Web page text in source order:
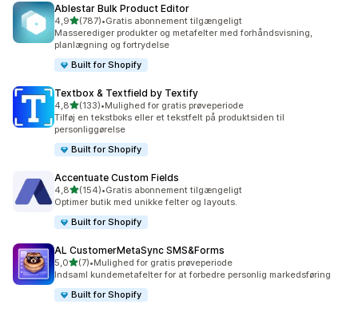
Ablestar Bulk Product Editor
4,9ud af 5 stjerner
(787)
787 anmeldelser i alt
•Gratis abonnement tilgængeligt
Masserediger produkter og metafelter med forhåndsvisning,
planlægning og fortrydelse
Built for Shopify
Textbox & Textfield by Textify
4,8ud af 5 stjerner
(133)
133 anmeldelser i alt
•Mulighed for gratis prøveperiode
Tilføj en tekstboks eller et tekstfelt på produktsiden til
personliggørelse
Built for Shopify
Accentuate Custom Fields
4,8ud af 5 stjerner
(154)
154 anmeldelser i alt
•Gratis abonnement tilgængeligt
Optimer butik med unikke felter og layouts.
Built for Shopify
AL CustomerMetaSync SMS&Forms
5,0ud af 5 stjerner
(7)
7 anmeldelser i alt
•Mulighed for gratis prøveperiode
Indsaml kundemetafelter for at forbedre personlig markedsføring
Built for Shopify